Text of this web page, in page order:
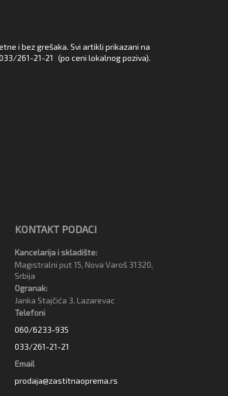
i bez grešaka. Svi artikli prikazani na
261-21-21 (po ceni lokalnog poziva).
KONTAKT PODACI
Kancelarija i skladište:
Magistralni put 15, Nova Varoš 31320,
Srbija
Ogranak:
Janka Stajčića 3, Lazarevac
Telefoni
060/6233-935
033/261-21-21
Email
prodaja@zastitnaoprema.rs